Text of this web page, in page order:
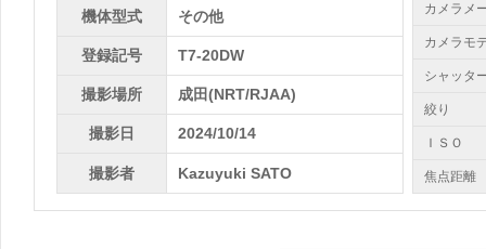
機体型式 その他
登録記号 T7-20DW
撮影場所 成田(NRT/RJAA)
撮影日 2024/10/14
撮影者 Kazuyuki SATO
カメラメ
カメラモ
シャッタ
絞り
ＩＳＯ
焦点距離